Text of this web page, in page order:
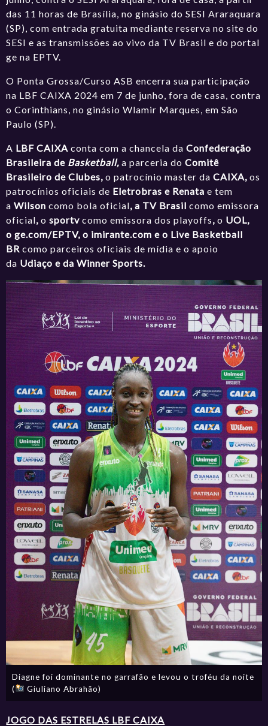
das 11 horas de Brasília, no ginásio do SESI Araraquara
(SP), com entrada gratuita mediante reservano site do
SESI e as transmissões ao vivo da TV Brasil e do portal
ge na EPTV.
O Ponta Grossa/Curso ASB encerra sua participação
na LBF CAIXA 2024 em 7 de junho, fora de casa, contra
o Corinthians, no ginásio Wlamir Marques, em São
Paulo (SP).
A LBF CAIXA conta com a chancela daConfederação
Brasileira de Basketball, a parceria doComitê
Brasileiro de Clubes,o patrocínio master daCAIXA, os
patrocínios oficiais de Eletrobras e Renatae tem
aWilson como bola oficial, a TV Brasilcomo emissora
oficial,osportvcomo emissora dos playoffs,o UOL,
oge.com/EPTV, o imirante.com e o Live Basketball
BR como parceiros oficiais de mídia e o apoio
da Udiaço e da Winner Sports.
Diagne foi dominante no garrafão e levou o troféu da noite
(
Giuliano Abrahão)
JOGO DAS ESTRELAS LBF CAIXA